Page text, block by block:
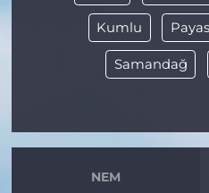
Kumlu Payas
Samandağ
NEM